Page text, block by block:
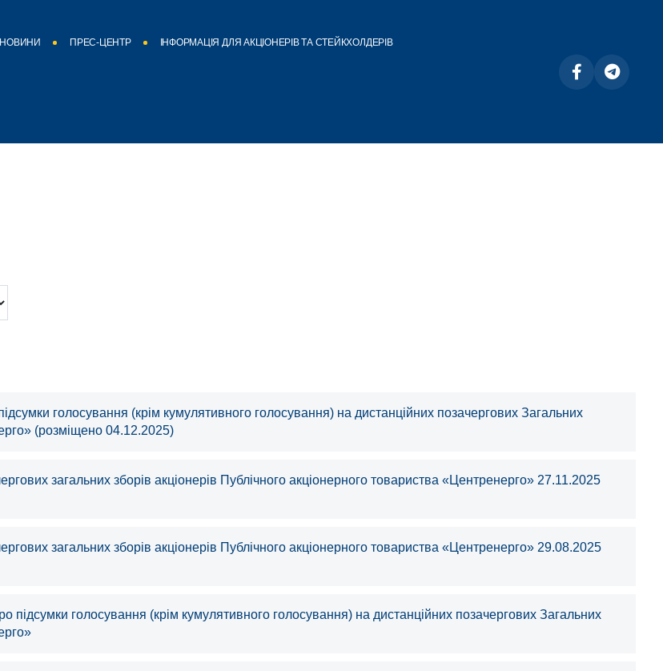
НОВИНИ ПРЕС-ЦЕНТР ІНФОРМАЦІЯ ДЛЯ АКЦІОНЕРІВ ТА СТЕЙКХОЛДЕРІВ
голосування (крiм кумулятивного голосування) на дистанцiйних позачергових Загальних
(розміщено 04.12.2025)
загальних зборiв акцiонерiв Публiчного акцiонерного товариства «Центренерго» 27.11.2025
загальних зборiв акцiонерiв Публiчного акцiонерного товариства «Центренерго» 29.08.2025
пiдсумки голосування (крiм кумулятивного голосування) на дистанцiйних позачергових Загальних